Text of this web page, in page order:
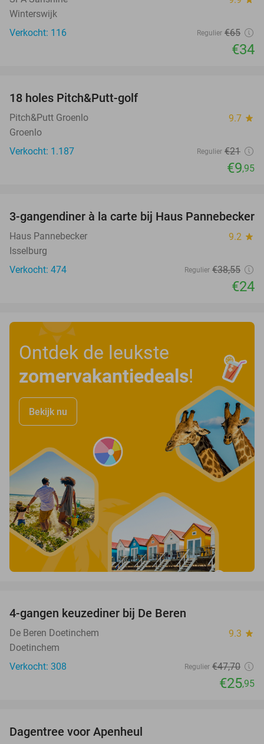
Winterswijk
Verkocht: 116
Regulier €65
€34
18 holes Pitch&Putt-golf
Pitch&Putt Groenlo 9.7 star
Groenlo
Verkocht: 1.187
Regulier €21
€9,95
38%
3-gangendiner à la carte bij Haus Pannebecker
Haus Pannebecker 9.2 star
Isselburg
Verkocht: 474
Regulier €38,55
€24
Ontdek de leukste
zomervakantiedeals!
Bekijk nu
4-gangen keuzediner bij De Beren
De Beren Doetinchem 9.3 star
Doetinchem
Verkocht: 308
Regulier €47,70
€25,95
Dagentree voor Apenheul